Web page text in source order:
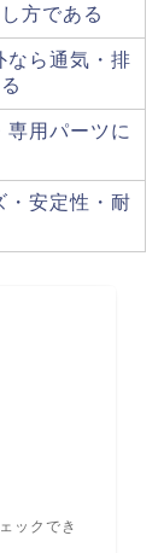
方である
なら通気・排
用パーツに
・安定性・耐
ックでき